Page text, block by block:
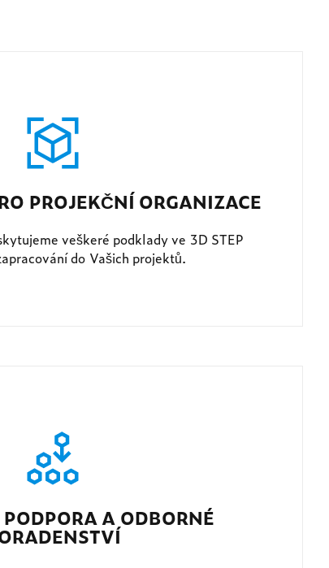
PROJEKČNÍ ORGANIZACE
veškeré podklady ve 3D STEP
do Vašich projektů.
A ODBORNÉ